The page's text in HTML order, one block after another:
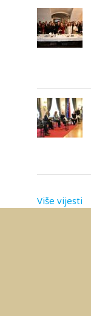
Više vijesti